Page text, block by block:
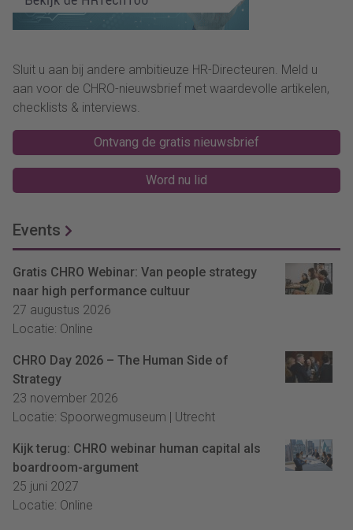
Sluit u aan bij andere ambitieuze HR-Directeuren. Meld u
aan voor de CHRO-nieuwsbrief met waardevolle artikelen,
checklists & interviews.
Ontvang de gratis nieuwsbrief
Word nu lid
Events
Gratis CHRO Webinar: Van people strategy
naar high performance cultuur
27 augustus 2026
Locatie: Online
CHRO Day 2026 – The Human Side of
Strategy
23 november 2026
Locatie: Spoorwegmuseum | Utrecht
Kijk terug: CHRO webinar human capital als
boardroom-argument
25 juni 2027
Locatie: Online